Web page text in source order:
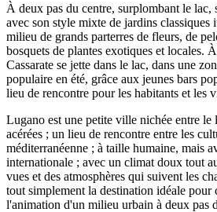
À deux pas du centre, surplombant le lac,
avec son style mixte de jardins classiques
milieu de grands parterres de fleurs, de
bosquets de plantes exotiques et locales.
Cassarate se jette dans le lac, dans une
populaire en été, grâce aux jeunes bars
lieu de rencontre pour les habitants et les
Lugano est une petite ville nichée entre le
acérées ; un lieu de rencontre entre les
méditerranéenne ; à taille humaine, mais
internationale ; avec un climat doux tout
vues et des atmosphères qui suivent les
tout simplement la destination idéale pour
l'animation d'un milieu urbain à deux pas